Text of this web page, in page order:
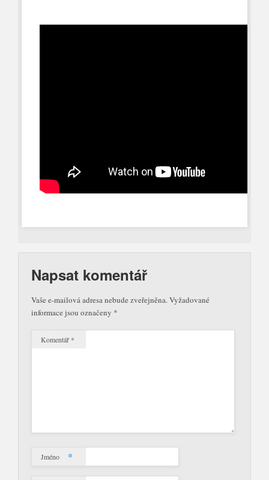
Napsat komentář
Vaše e-mailová adresa nebude zveřejněna.Vyžadované
informace jsou označeny *
Komentář *
Jméno *